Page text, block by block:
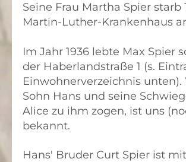
Seine Frau Martha Spier starb
Martin-Luther-Krankenhaus
Im Jahr 1936 lebte Max Spier
der Haberlandstraße 1 (s.
Einwohnerverzeichnis unten).
Sohn Hans und seine
Alice zu ihm zogen, ist uns
bekannt.
Hans' Bruder Curt Spier ist